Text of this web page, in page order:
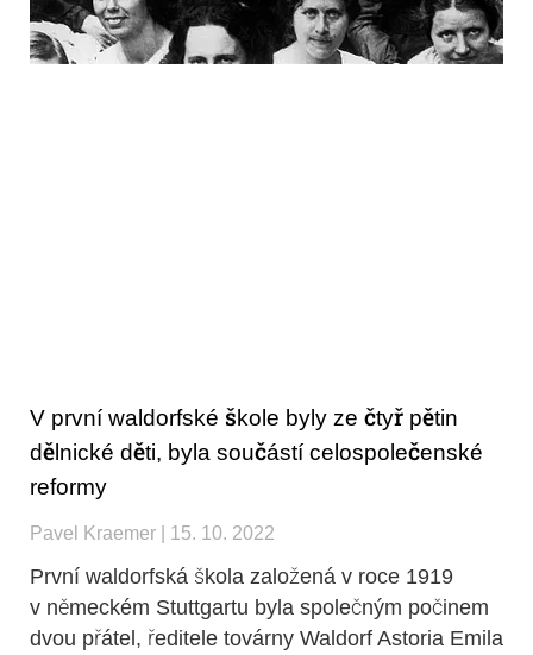
V první waldorfské škole byly ze čtyř pětin
dělnické děti, byla součástí celospolečenské
reformy
Pavel Kraemer 15. 10. 2022
První waldorfská škola založená v roce 1919
v německém Stuttgartu byla společným počinem
dvou přátel, ředitele továrny Waldorf Astoria Emila